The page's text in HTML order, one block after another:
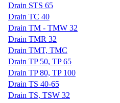
Drain STS 65
Drain TC 40
Drain TM - TMW 32
Drain TMR 32
Drain TMT, TMC
Drain TP 50, TP 65
Drain TP 80, TP 100
Drain TS 40-65
Drain TS, TSW 32